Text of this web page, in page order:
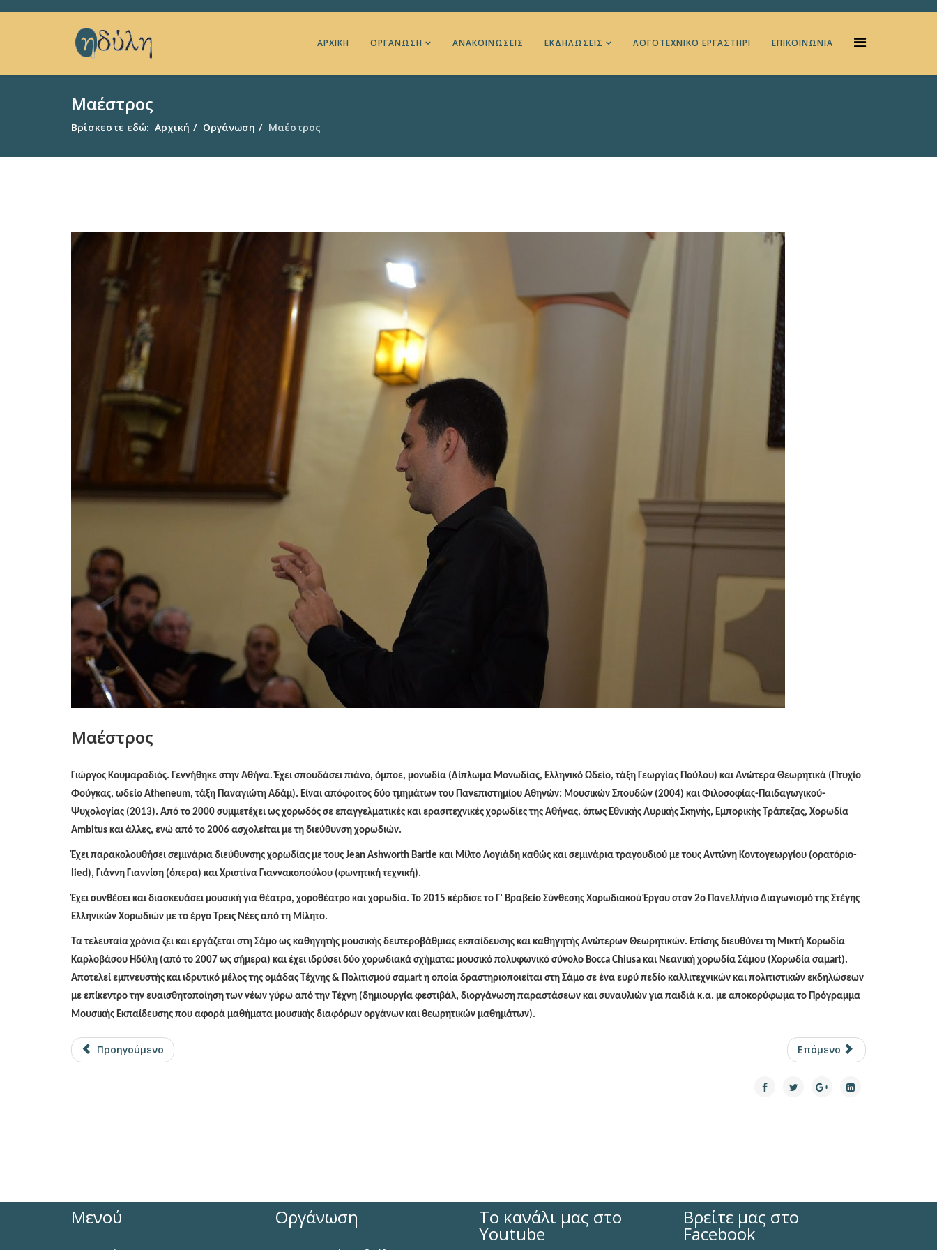
ΑΡΧΙΚΉ ΟΡΓΆΝΩΣΗ ΑΝΑΚΟΙΝΏΣΕΙΣ ΕΚΔΗΛΏΣΕΙΣ ΛΟΓΟΤΕΧΝΙΚΌ ΕΡΓΑΣΤΉΡΙ ΕΠΙΚΟΙΝΩΝΊΑ
Μαέστρος
Βρίσκεστε εδώ: Αρχική Οργάνωση Μαέστρος
Μαέστρος
Γιώργος Κουμαραδιός. Γεννήθηκε στην Αθήνα. Έχει σπουδάσει πιάνο, όμποε, μονωδία (Δίπλωμα Μονωδίας, Ελληνικό Ωδείο, τάξη Γεωργίας Πούλου) και Ανώτερα Θεωρητικά (Πτυχίο
Φούγκας, ωδείο Atheneum, τάξη Παναγιώτη Αδάμ). Είναι απόφοιτος δύο τμημάτων του Πανεπιστημίου Αθηνών: Μουσικών Σπουδών (2004) και Φιλοσοφίας-Παιδαγωγικού-
Ψυχολογίας (2013). Από το 2000 συμμετέχει ως χορωδός σε επαγγελματικές και ερασιτεχνικές χορωδίες της Αθήνας, όπως Εθνικής Λυρικής Σκηνής, Εμπορικής Τράπεζας, Χορωδία
Ambitus και άλλες, ενώ από το 2006 ασχολείται με τη διεύθυνση χορωδιών.
Έχει παρακολουθήσει σεμινάρια διεύθυνσης χορωδίας με τους Jean Ashworth Bartle και Μίλτο Λογιάδη καθώς και σεμινάρια τραγουδιού με τους Αντώνη Κοντογεωργίου (ορατόριο-
lied), Γιάννη Γιαννίση (όπερα) και Χριστίνα Γιαννακοπούλου (φωνητική τεχνική).
Έχει συνθέσει και διασκευάσει μουσική για θέατρο, χοροθέατρο και χορωδία. Το 2015 κέρδισε το Γ’ Βραβείο Σύνθεσης Χορωδιακού Έργου στον 2ο Πανελλήνιο Διαγωνισμό της Στέγης
Ελληνικών Χορωδιών με το έργο Τρεις Νέες από τη Μίλητο.
Τα τελευταία χρόνια ζει και εργάζεται στη Σάμο ως καθηγητής μουσικής δευτεροβάθμιας εκπαίδευσης και καθηγητής Ανώτερων Θεωρητικών. Επίσης διευθύνει τη Μικτή Χορωδία
Καρλοβάσου Ηδύλη (από το 2007 ως σήμερα) και έχει ιδρύσει δύο χορωδιακά σχήματα: μουσικό πολυφωνικό σύνολο Bocca Chiusa και Νεανική χορωδία Σάμου (Χορωδία σαμart).
Αποτελεί εμπνευστής και ιδρυτικό μέλος της ομάδας Τέχνης & Πολιτισμού σαμart η οποία δραστηριοποιείται στη Σάμο σε ένα ευρύ πεδίο καλλιτεχνικών και πολιτιστικών εκδηλώσεων
με επίκεντρο την ευαισθητοποίηση των νέων γύρω από την Τέχνη (δημιουργία φεστιβάλ, διοργάνωση παραστάσεων και συναυλιών για παιδιά κ.α. με αποκορύφωμα το Πρόγραμμα
Μουσικής Εκπαίδευσης που αφορά μαθήματα μουσικής διαφόρων οργάνων και θεωρητικών μαθημάτων).
Προηγούμενο Επόμενο
Μενού Οργάνωση Το κανάλι μας στο
Youtube
Βρείτε μας στο
Facebook